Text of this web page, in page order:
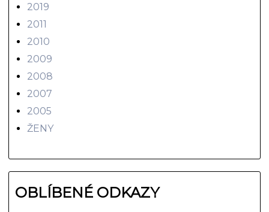
2019
2011
2010
2009
2008
2007
2005
ŽENY
OBLÍBENÉ ODKAZY